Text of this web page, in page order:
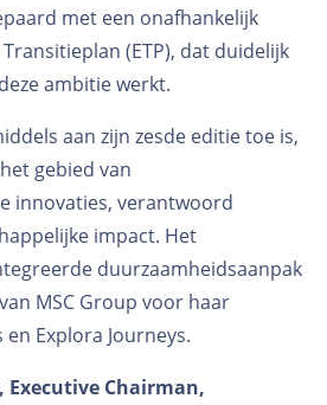
met een onafhankelijk
(ETP), dat duidelijk
ambitie werkt.
aan zijn zesde editie toe is,
gebied van
innovaties, verantwoord
impact. Het
duurzaamheidsaanpak
MSC Group voor haar
en Explora Journeys.
Executive Chairman,